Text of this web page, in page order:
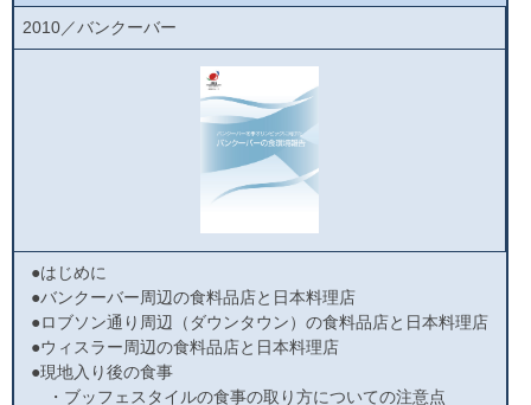
2010／バンクーバー
●はじめに
●バンクーバー周辺の食料品店と日本料理店
●ロブソン通り周辺（ダウンタウン）の食料品店と日本料理店
●ウィスラー周辺の食料品店と日本料理店
●現地入り後の食事
・ブッフェスタイルの食事の取り方についての注意点